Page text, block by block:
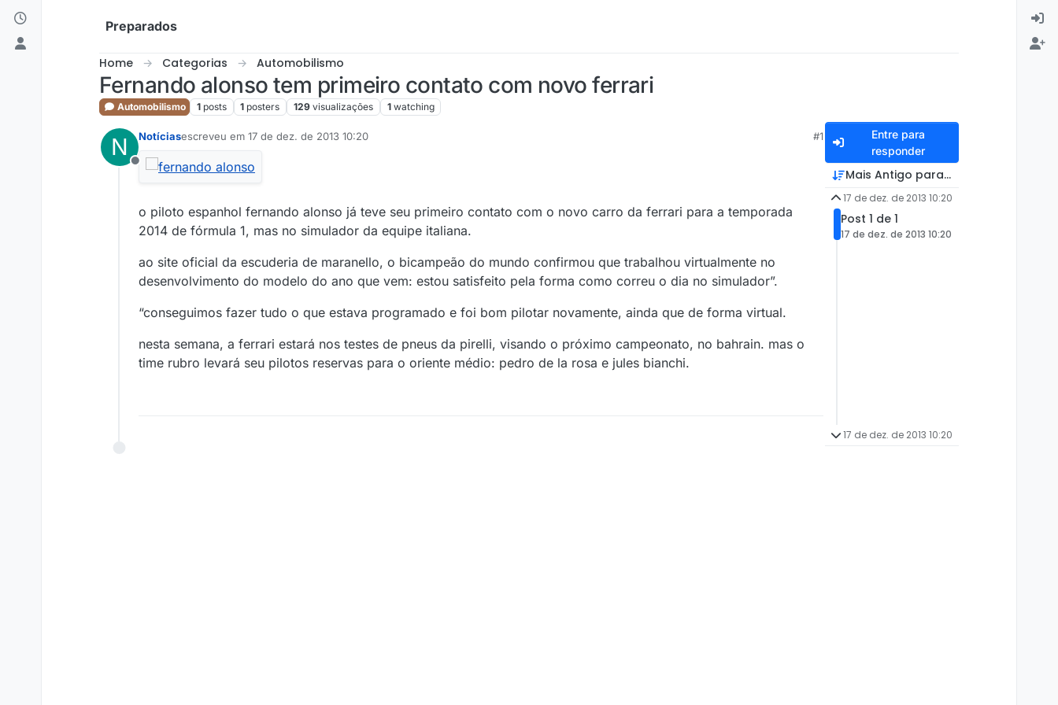
Skip to content
Preparados
Home Categorias Automobilismo
Fernando alonso tem primeiro contato com novo ferrari
Automobilismo 1 posts 1 posters 129 visualizações 1 watching
N
Offline
Notíciasescreveu em 17 de dez. de 2013 10:20
última edição por
#1
o piloto espanhol fernando alonso já teve seu primeiro contato com o novo carro da ferrari para a temporada
2014 de fórmula 1, mas no simulador da equipe italiana.
ao site oficial da escuderia de maranello, o bicampeão do mundo confirmou que trabalhou virtualmente no
desenvolvimento do modelo do ano que vem: estou satisfeito pela forma como correu o dia no simulador”.
“conseguimos fazer tudo o que estava programado e foi bom pilotar novamente, ainda que de forma virtual.
nesta semana, a ferrari estará nos testes de pneus da pirelli, visando o próximo campeonato, no bahrain. mas o
time rubro levará seu pilotos reservas para o oriente médio: pedro de la rosa e jules bianchi.
Entre para
responder
Mais Antigo para Mais Recente
17 de dez. de 2013 10:20
Post 1 de 1
17 de dez. de 2013 10:20
17 de dez. de 2013 10:20